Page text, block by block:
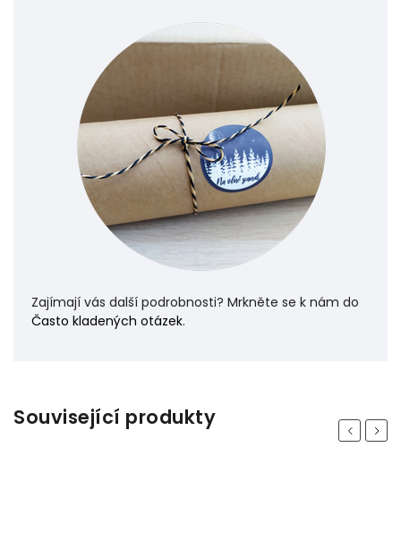
Zajímají vás další podrobnosti? Mrkněte se k nám do
Často kladených otázek.
Související produkty Previous
Next